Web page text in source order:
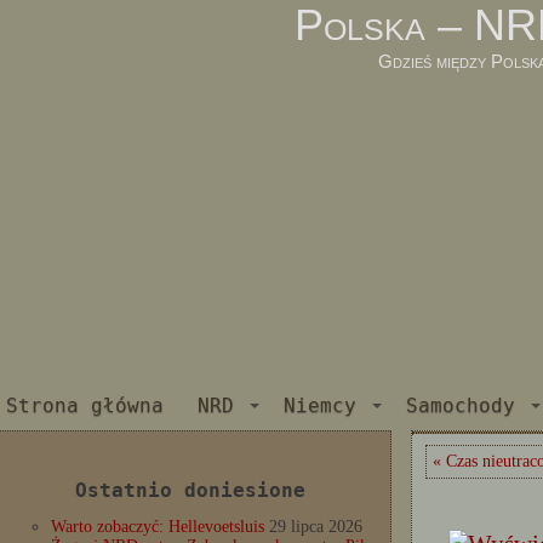
Polska –
Gdzieś między
Strona główna NRD Niemcy Samochody
Ostatnio doniesione
Warto zobaczyć: Hellevoetsluis 29 lipca 2026
« Czas